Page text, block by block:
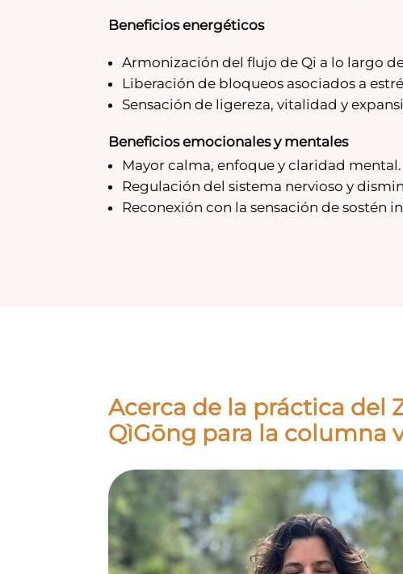
Beneficios energéticos
Armonización del flujo de Qi a lo largo
Liberación de bloqueos asociados a
Sensación de ligereza, vitalidad y
Beneficios emocionales y mentales
Mayor calma, enfoque y claridad mental.
Regulación del sistema nervioso y
Reconexión con la sensación de sostén
Acerca de la práctica del
QìGōng para la columna